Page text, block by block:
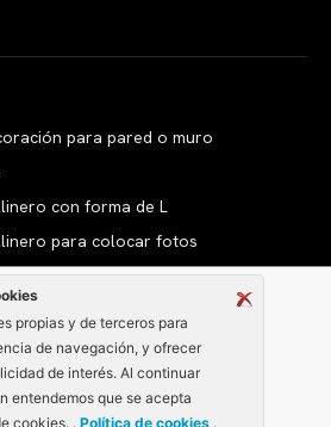
propias y de terceros para
de navegación, y ofrecer
de interés. Al continuar
entendemos que se acepta
cookies. . Política de cookies .
para pared o muro
con forma de L
para colocar fotos
Copyright © clarabelen.com